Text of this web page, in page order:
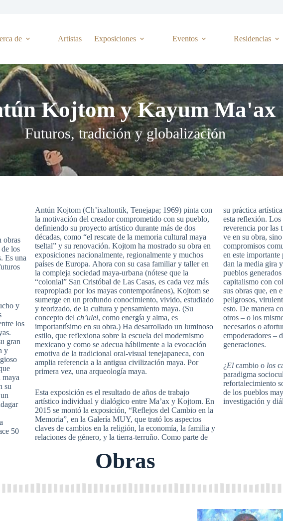
de Artistas Exposiciones Eventos Residencias
Kojtom y Kayum Ma'ax
Futuros, tradición y globalización
obras
los
Es una
y
los
gran
y
maya
su
50
Antún Kojtom (Ch’ixaltontik, Tenejapa; 1969) pinta con
la motivación del creador comprometido con su pueblo,
definiendo su proyecto artístico durante más de dos
décadas, como “el rescate de la memoria cultural maya
tseltal” y su renovación. Kojtom ha mostrado su obra en
exposiciones nacionalmente, regionalmente y muchos
países de Europa. Ahora con su casa familiar y taller en
la compleja sociedad maya-urbana (nótese que la
“colonial” San Cristóbal de Las Casas, es cada vez más
reapropiada por los mayas contemporáneos), Kojtom se
sumerge en un profundo conocimiento, vivido, estudiado
y teorizado, de la cultura y pensamiento maya. (Su
concepto del ch’ulel, como energía y alma, es
importantísimo en su obra.) Ha desarrollado un luminoso
estilo, que reflexiona sobre la escuela del modernismo
mexicano y como se adecua hábilmente a la evocación
emotiva de la tradicional oral-visual tenejapaneca, con
amplia referencia a la antigua civilización maya. Por
primera vez, una arqueología maya.
Esta exposición es el resultado de años de trabajo
artístico individual y dialógico entre Ma’ax y Kojtom. En
2015 se montó la exposición, “Reflejos del Cambio en la
Memoria”, en la Galería MUY, que trató los aspectos
claves de cambios en la religión, la economía, la familia y
relaciones de género, y la tierra-terruño. Como parte de
su práctica
esta reflexión. Los
reverencia por las
ve en su obra,
compromisos
en este
dan la media gira
pueblos
capitalismo con
sus obras que, en
peligrosos,
esto. De manera
otros – o los
necesarios o
empoderadores –
generaciones.
¿El cambio o los
paradigma
refortalecimiento
de los pueblos
investigación y
Obras